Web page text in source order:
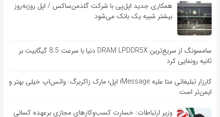
همکاری جدید اپل‌پی با شرکت گلدمن‌ساکس / اپل روزبه‌روز
بیشتر شبیه یک بانک می‌شود
سامسونگ از سریع‌ترین DRAM LPDDR5X دنیا با سرعت 8.5 گیگابیت بر
ثانیه رونمایی کرد
کارزار تبلیغاتی متا علیه iMessage اپل؛ مارک زاکربرگ: واتس‌اپ خیلی بهتر و
ایمن‌تر است
وزیر ارتباطات: خسارت کسب‌وکارهای مجازی برعهده کسانی